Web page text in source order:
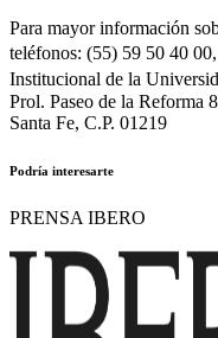
Para mayor información
teléfonos: (55) 59 50 40
Institucional de la
Prol. Paseo de la Reforma
Santa Fe, C.P. 01219
Podría interesarte
PRENSA IBERO